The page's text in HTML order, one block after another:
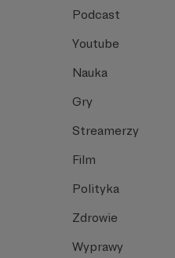
Podcast
Youtube
Nauka
Gry
Streamerzy
Film
Polityka
Zdrowie
Wyprawy